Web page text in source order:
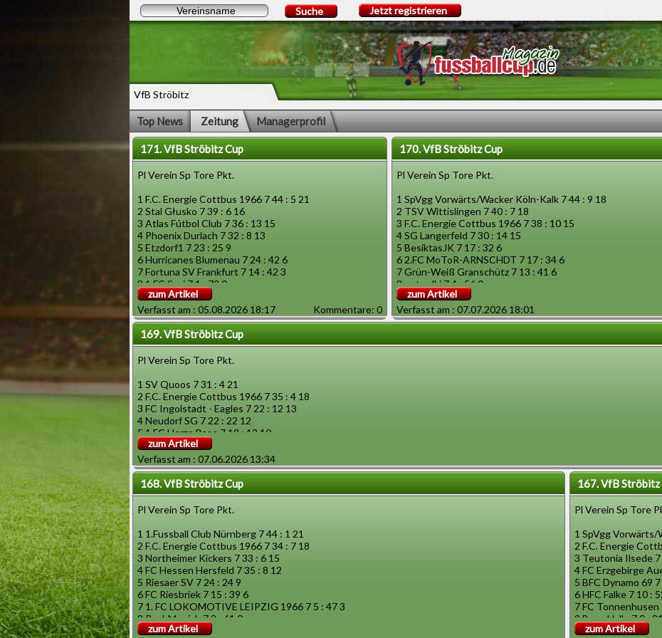
VfB Ströbitz
Suche Jetzt registrieren
Top News Zeitung Managerprofil
171. VfB Ströbitz Cup
Pl Verein Sp Tore Pkt.
1 F.C. Energie Cottbus 1966 7 44 : 5 21
2 Stal Głusko 7 39 : 6 16
3 Atlas Fútbol Club 7 36 : 13 15
4 Phoenix Durlach 7 32 : 8 13
5 Etzdorf1 7 23 : 25 9
6 Hurricanes Blumenau 7 24 : 42 6
7 Fortuna SV Frankfurt 7 14 : 42 3
8 1.FC Sozi 7 1 : 72 0
zum Artikel
Verfasst am : 05.08.2026 18:17
Kommentare: 0
170. VfB Ströbitz Cup
Pl Verein Sp Tore Pkt.
1 SpVgg Vorwärts/Wacker Köln-Kalk 7 44 : 9 18
2 TSV Wittislingen 7 40 : 7 18
3 F.C. Energie Cottbus 1966 7 38 : 10 15
4 SG Langerfeld 7 30 : 14 15
5 BesiktasJK 7 17 : 32 6
6 2.FC MoToR-ARNSCHDT 7 17 : 34 6
7 Grün-Weiß Granschütz 7 13 : 41 6
8 petardki 7 4 : 56 0
zum Artikel
Verfasst am : 07.07.2026 18:01
169. VfB Ströbitz Cup
Pl Verein Sp Tore Pkt.
1 SV Quoos 7 31 : 4 21
2 F.C. Energie Cottbus 1966 7 35 : 4 18
3 FC Ingolstadt - Eagles 7 22 : 12 13
4 Neudorf SG 7 22 : 22 12
5 1 FC Herzo Base 7 19 : 13 10
6 FC Lifefields 7 14 : 30 6
7 alexpolis 7 5 : 42 3
8 Marmarisli 7 0 : 21 0
zum Artikel
Verfasst am : 07.06.2026 13:34
168. VfB Ströbitz Cup
Pl Verein Sp Tore Pkt.
1 1.Fussball Club Nürnberg 7 44 : 1 21
2 F.C. Energie Cottbus 1966 7 34 : 7 18
3 Northeimer Kickers 7 33 : 6 15
4 FC Hessen Hersfeld 7 35 : 8 12
5 Riesaer SV 7 24 : 24 9
6 FC Riesbriek 7 15 : 39 6
7 1. FC LOKOMOTIVE LEIPZIG 1966 7 5 : 47 3
8 Real-Munich 7 3 : 61 0
zum Artikel
167. VfB Ströbitz
Pl Verein Sp Tore
1 SpVgg Vorwärts/
2 F.C. Energie
3 Teutonia Ilsede 7
4 FC Erzgebirge
5 BFC Dynamo 69
6 HFC Falke 7 10 :
7 FC Tonnenhusen
8 Buna Halle 7 0 :
zum Artikel